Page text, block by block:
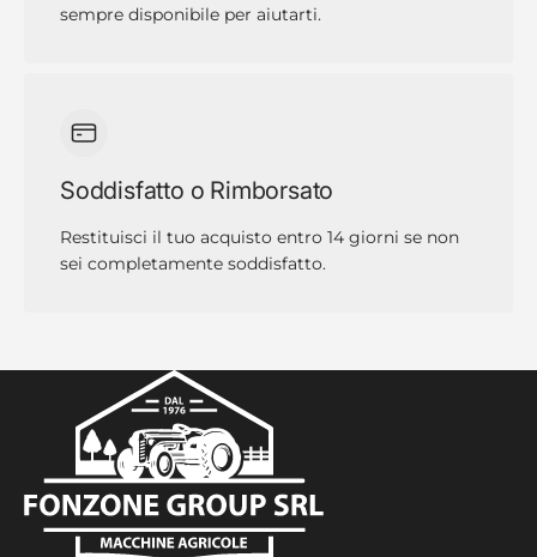
sempre disponibile per aiutarti.
Soddisfatto o Rimborsato
Restituisci il tuo acquisto entro 14 giorni se non
sei completamente soddisfatto.